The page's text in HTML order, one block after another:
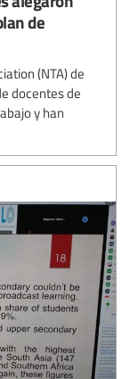
de
(NTA) de
docentes de
y han